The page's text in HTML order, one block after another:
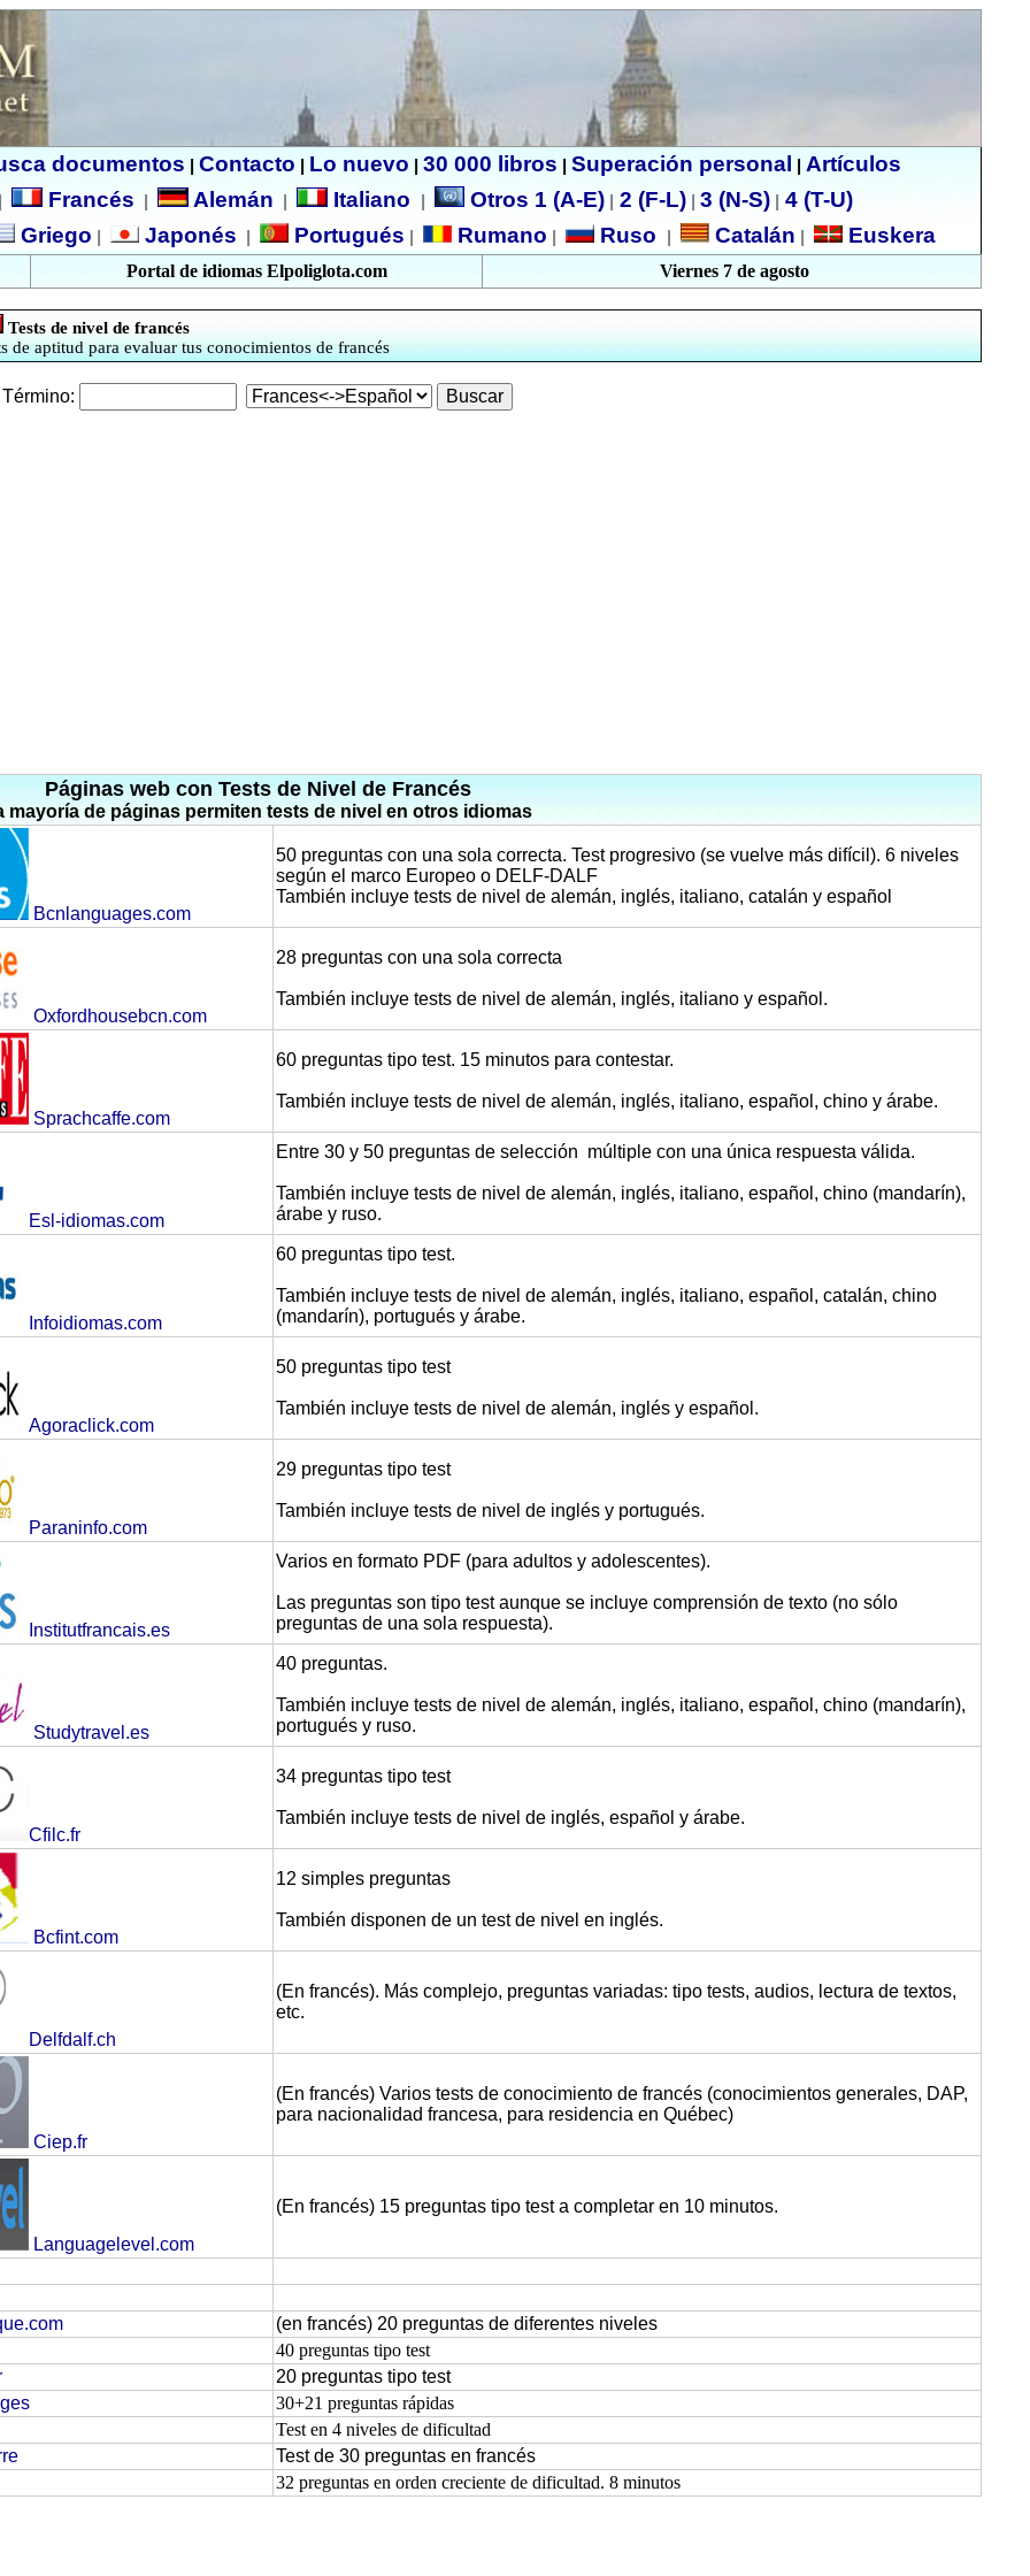
documentos Contacto Lo nuevo 30 000 libros Superación personal Artículos
Francés Alemán Italiano Otros 1 (A-E) 2 (F-L) 3 (N-S)
4 (T-U)
Griego
Japonés Portugués Rumano Ruso Catalán Euskera
Portal de idiomas Elpoliglota.com Viernes 7 de agosto
Tests de nivel de francés
de aptitud para evaluar tus conocimientos de francés
Término:
Páginas web con Tests de Nivel de Francés
mayoría de páginas permiten tests de nivel en otros idiomas
Bcnlanguages.com
50 preguntas con una sola correcta. Test progresivo (se vuelve más difícil). 6 niveles
según el marco Europeo o DELF-DALF
También incluye tests de nivel de alemán, inglés, italiano, catalán y español
Oxfordhousebcn.com
28 preguntas con una sola correcta
También incluye tests de nivel de alemán, inglés, italiano y español.
Sprachcaffe.com
60 preguntas tipo test. 15 minutos para contestar.
También incluye tests de nivel de alemán, inglés, italiano, español, chino y árabe.
Esl-idiomas.com
Entre 30 y 50 preguntas de selección múltiple con una única respuesta válida.
También incluye tests de nivel de alemán, inglés, italiano, español, chino (mandarín),
árabe y ruso.
Infoidiomas.com
60 preguntas tipo test.
También incluye tests de nivel de alemán, inglés, italiano, español, catalán, chino
(mandarín), portugués y árabe.
Agoraclick.com
50 preguntas tipo test
También incluye tests de nivel de alemán, inglés y español.
Paraninfo.com
29 preguntas tipo test
También incluye tests de nivel de inglés y portugués.
Institutfrancais.es
Varios en formato PDF (para adultos y adolescentes).
Las preguntas son tipo test aunque se incluye comprensión de texto (no sólo
preguntas de una sola respuesta).
Studytravel.es
40 preguntas.
También incluye tests de nivel de alemán, inglés, italiano, español, chino (mandarín),
portugués y ruso.
Cfilc.fr
34 preguntas tipo test
También incluye tests de nivel de inglés, español y árabe.
Bcfint.com
12 simples preguntas
También disponen de un test de nivel en inglés.
Delfdalf.ch
(En francés). Más complejo, preguntas variadas: tipo tests, audios, lectura de textos,
etc.
Ciep.fr
(En francés) Varios tests de conocimiento de francés (conocimientos generales, DAP,
para nacionalidad francesa, para residencia en Québec)
Languagelevel.com
(En francés) 15 preguntas tipo test a completar en 10 minutos.
(en francés) 20 preguntas de diferentes niveles
40 preguntas tipo test
20 preguntas tipo test
30+21 preguntas rápidas
Test en 4 niveles de dificultad
Test de 30 preguntas en francés
32 preguntas en orden creciente de dificultad. 8 minutos